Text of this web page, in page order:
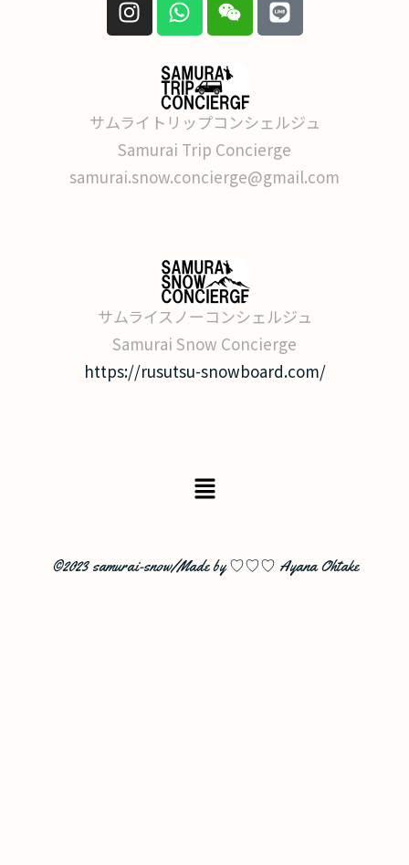
サムライトリップコンシェルジュ
Samurai Trip Concierge
samurai.snow.concierge@gmail.com
サムライスノーコンシェルジュ
Samurai Snow Concierge
https://rusutsu-snowboard.com/
©2023 samurai-snow/Made by ♡♡♡ Ayana Ohtake